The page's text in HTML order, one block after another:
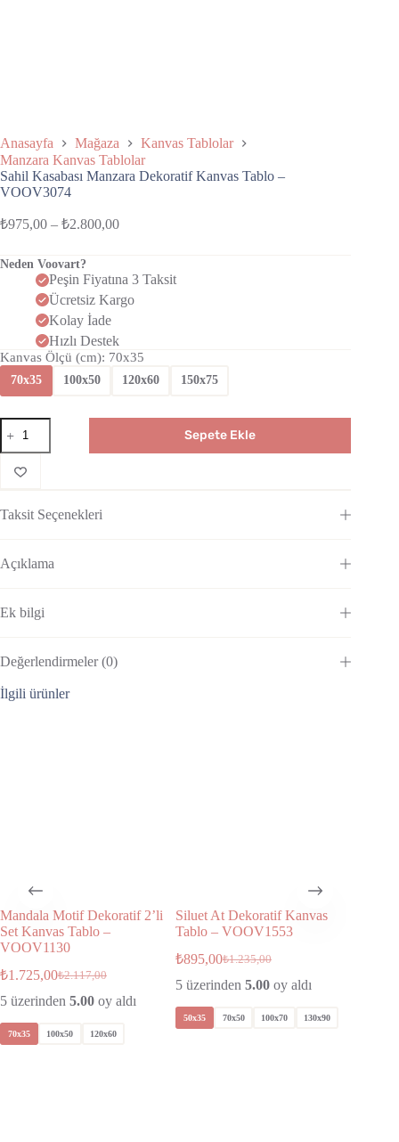
Anasayfa Mağaza
Kanvas Tablolar
Manzara Kanvas Tablolar
Sahil Kasabası Manzara Dekoratif Kanvas Tablo –
VOOV3074
₺975,00 – ₺2.800,00
Neden Voovart?
Peşin Fiyatına 3 Taksit
Ücretsiz Kargo
Kolay İade
Hızlı Destek
Kanvas Ölçü (cm): 70x35
70x35 100x50 120x60 150x75
Sepete Ekle
Taksit Seçenekleri
Açıklama
Ek bilgi
Değerlendirmeler (0)
İlgili ürünler
Mandala Motif Dekoratif 2’li
Set Kanvas Tablo –
VOOV1130
₺2.117,00
₺1.725,00
5 üzerinden 5.00 oy aldı
70x35 100x50 120x60
Siluet At Dekoratif Kanvas
Tablo – VOOV1553
₺1.235,00
₺895,00
5 üzerinden5.00 oy aldı
50x35 70x50 100x70 130x90